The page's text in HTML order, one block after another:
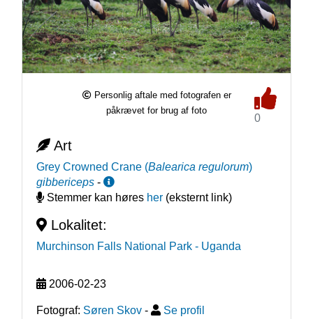
Personlig aftale med fotografen er
påkrævet for brug af foto
0
Art
Grey Crowned Crane (Balearica regulorum)
gibbericeps -
Stemmer kan høres her(eksternt link)
Lokalitet:
Murchinson Falls National Park - Uganda
2006-02-23
Fotograf: Søren Skov - Se profil